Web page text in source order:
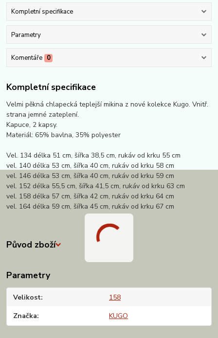
Kompletní specifikace
Parametry
Komentáře 0
Kompletní specifikace
Velmi pěkná chlapecká teplejší mikina z nové kolekce Kugo. Vnitř.
strana jemné zateplení.
Kapuce, 2 kapsy.
Materiál: 65% bavlna, 35% polyester
Vel. 134 délka 51 cm, šířka 38,5 cm, rukáv od krku 55 cm
vel. 140 délka 53 cm, šířka 40 cm, rukáv od krku 58 cm
vel. 146 délka 53 cm, šířka 40 cm, rukáv od krku 59 cm
vel. 152 délka 55,5 cm, šířka 41,5 cm, rukáv od krku 63 cm
vel. 158 délka 57 cm, šířka 42 cm, rukáv od krku 64 cm
vel. 164 délka 59 cm, šířka 45 cm, rukáv od krku 67 cm
Původ zboží
Parametry
Velikost 158
Značka KUGO